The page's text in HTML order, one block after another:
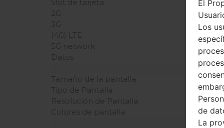
Slot de tarjeta
2G
3G
(4G) LTE
5G network
Datos
Tamaño de la pantalla
Tipo de Pantalla
Resolución de Pantalla
Colores de pantalla
El
Los
de
La